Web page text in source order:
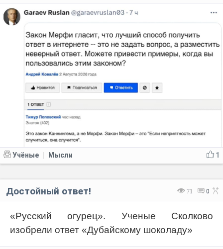
1
Учёные Мысли
71 0
Достойный ответ!
«Русский огурец». Ученые Сколково
изобрели ответ «Дубайскому шоколаду»